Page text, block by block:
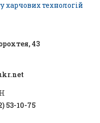
харчових технологій
43
53-10-75